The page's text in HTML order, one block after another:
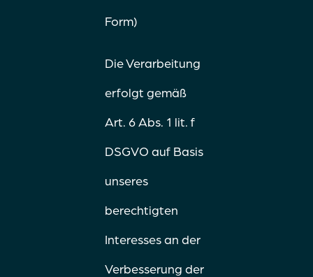
Form)
Die Verarbeitung
erfolgt gemäß
Art. 6 Abs. 1 lit. f
DSGVO auf Basis
unseres
berechtigten
Interesses an der
Verbesserung der